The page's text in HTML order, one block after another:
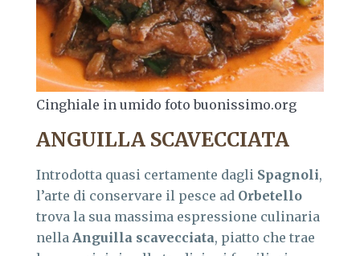
Cinghiale in umido foto buonissimo.org
ANGUILLA SCAVECCIATA
Introdotta quasi certamente dagli Spagnoli,
l’arte di conservare il pesce ad Orbetello
trova la sua massima espressione culinaria
nella Anguilla scavecciata, piatto che trae